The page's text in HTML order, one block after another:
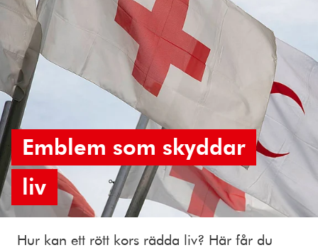
Emblem som skyddar
liv
Hur kan ett rött kors rädda liv? Här får du